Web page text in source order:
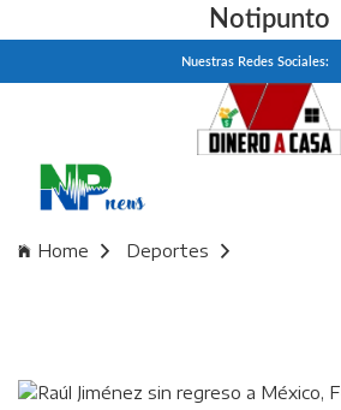
Notipunto
Nuestras Redes Sociales:
Home
Deportes